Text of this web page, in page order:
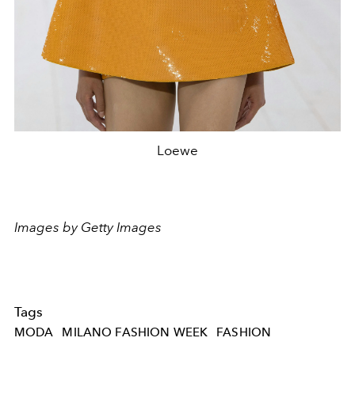
Loewe
Images by Getty Images
Tags
MODA MILANO FASHION WEEK FASHION